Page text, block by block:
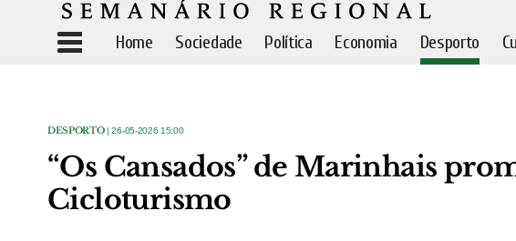
Home Sociedade Política Economia Desporto
DESPORTO| 26-05-2026 15:00
“Os Cansados” de Marinhais
Cicloturismo